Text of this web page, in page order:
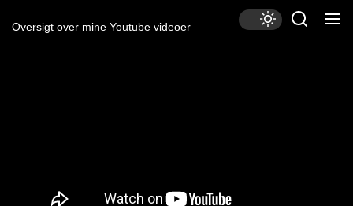
Oversigt over mine Youtube videoer